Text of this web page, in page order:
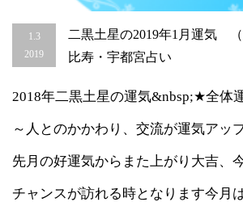
1.3
2019
二黒土星の2019年1月運気
比寿・宇都宮占い
2018年二黒土星の運気&nbsp;★全体
～人とのかかわり、交流が運気アッ
先月の好運気からまた上がり大吉、
チャンスが訪れる時となります今月